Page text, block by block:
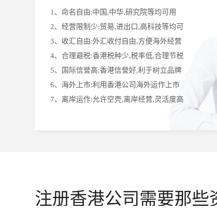
1、命名自由:中国,中华,研究院等均可用
2、经营限制少:贸易,进出口,高科技等均可
3、收汇自由:外汇收付自由,方便海外经营
4、合理避税:香港税种少,税率低,合理节税
5、国际信誉高:香港信誉好,利于树立品牌
6、海外上市:利用香港公司海外运作上市
7、离岸运作:允许空壳,离岸经营,灵活度高
注册香港公司需要那些